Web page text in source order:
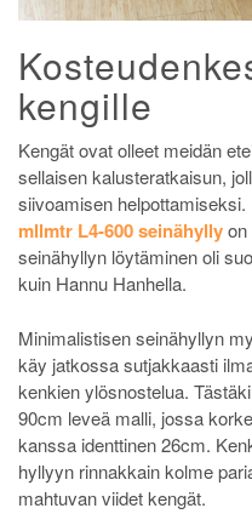
kengille
Kengät ovat olleet meidän
sellaisen kalusteratkaisun,
siivoamisen
mllmtr L4-600 seinähyllyon
seinähyllyn löytäminen oli
kuin Hannu Hanhella.
Minimalistisen seinähyllyn
käy jatkossa sutjakkaasti
kenkien ylösnostelua.
90cm leveä malli, jossa
kanssa identtinen 26cm.
hyllyyn rinnakkain kolme
mahtuvan viidet kengät.